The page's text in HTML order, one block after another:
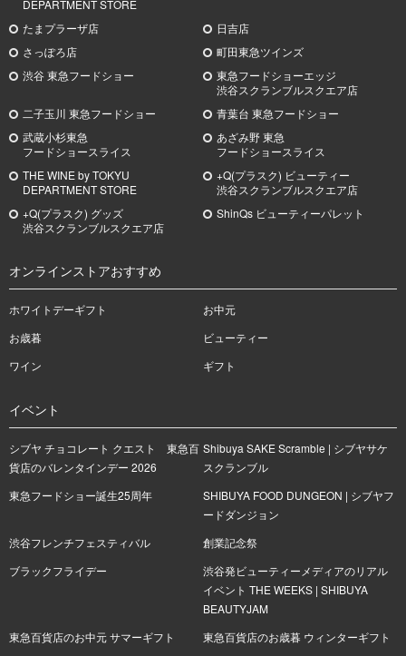
DEPARTMENT STORE
たまプラーザ店
日吉店
さっぽろ店
町田東急ツインズ
渋谷 東急フードショー
東急フードショーエッジ
渋谷スクランブルスクエア店
二子玉川 東急フードショー
青葉台 東急フードショー
武蔵小杉東急
フードショースライス
あざみ野東急
フードショースライス
THE WINE by TOKYU
DEPARTMENT STORE
+Q(プラスク) ビューティー
渋谷スクランブルスクエア店
+Q(プラスク) グッズ
渋谷スクランブルスクエア店
ShinQs ビューティーパレット
オンラインストアおすすめ
ホワイトデーギフト
お中元
お歳暮
ビューティー
ワイン
ギフト
イベント
シブヤ チョコレート クエスト 東急百
貨店のバレンタインデー 2026
Shibuya SAKE Scramble | シブヤサケ
スクランブル
東急フードショー誕生25周年
SHIBUYA FOOD DUNGEON | シブヤフ
ードダンジョン
渋谷フレンチフェスティバル
創業記念祭
ブラックフライデー
渋谷発ビューティーメディアのリアル
イベント THE WEEKS | SHIBUYA
BEAUTYJAM
東急百貨店のお中元 サマーギフト
東急百貨店のお歳暮 ウィンターギフト